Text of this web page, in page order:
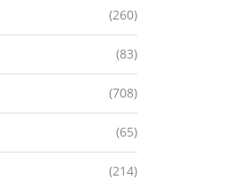
(260)
(83)
(708)
(65)
(214)